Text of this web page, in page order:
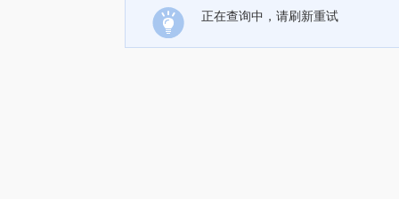
正在查询中，请刷新重试